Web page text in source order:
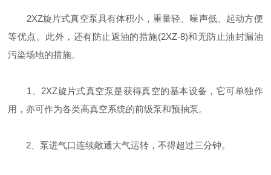
2XZ旋片式真空泵具有体积小，重量轻、噪声低、起动方便
等优点。此外，还有防止返油的措施(2XZ-8)和无防止油封漏油
污染场地的措施。
1、2XZ旋片式真空泵是获得真空的基本设备，它可单独作
用，亦可作为各类高真空系统的前级泵和预抽泵。
2、泵进气口连续敞通大气运转，不得超过三分钟。